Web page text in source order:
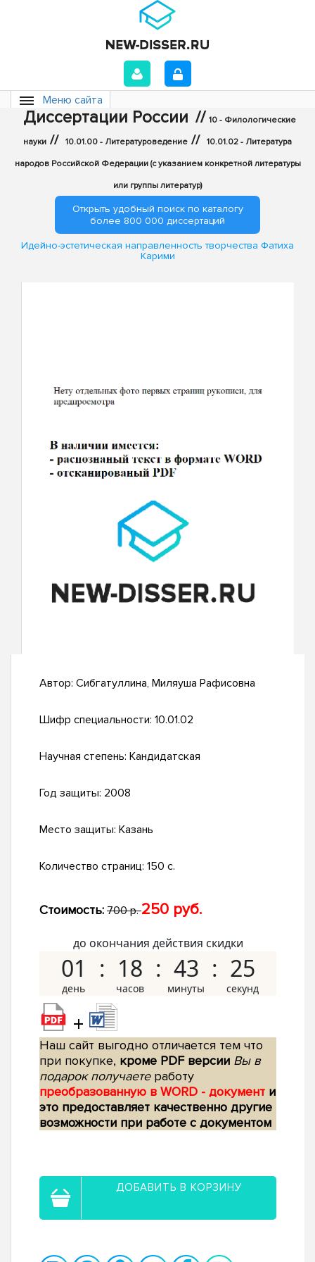
Меню сайта
Диссертации России // 10 - Филологические
науки // 10.01.00 - Литературоведение // 10.01.02 - Литература
народов Российской Федерации (с указанием конкретной литературы
или группы литератур)
Открыть удобный поиск по каталогу
более 800 000 диссертаций
Идейно-эстетическая направленность творчества Фатиха
Карими
Автор: Сибгатуллина, Миляуша Рафисовна
Шифр специальности: 10.01.02
Научная степень: Кандидатская
Год защиты: 2008
Место защиты: Казань
Количество страниц: 150 с.
Стоимость: 700 р.250 руб.
до окончания действия скидки
01 18 43 24
+
Наш сайт выгодно отличается тем что
при покупке, кроме PDF версии Вы в
подарок получаетеработу
преобразованную в WORD - документ и
это предоставляет качественно другие
возможности при работе с документом
ДОБАВИТЬ В КОРЗИНУ